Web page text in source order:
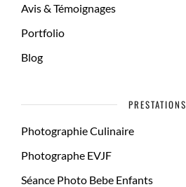
Avis & Témoignages
Portfolio
Blog
PRESTATIONS
Photographie Culinaire
Photographe EVJF
Séance Photo Bebe Enfants